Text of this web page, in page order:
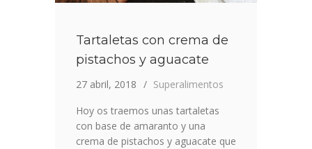
Tartaletas con crema de
pistachos y aguacate
27 abril, 2018
Superalimentos
Hoy os traemos unas tartaletas
con base de amaranto y una
crema de pistachos y aguacate que